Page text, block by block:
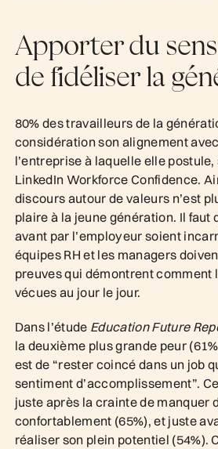
Apporter du
de fidéliser la
80% des travailleurs de la
considération son alignement
l’entreprise à laquelle elle postule,
LinkedIn Workforce Confidence.
discours autour de valeurs n’est
plaire à la jeune génération. Il faut
avant par l’employeur soient
équipes RH et les managers
preuves qui démontrent comment
vécues au jour le jour.
Dans l’étude Education Future
la deuxième plus grande peur
est de “rester coincé dans un job
sentiment d’accomplissement”.
juste après la crainte de manquer
confortablement (65%), et juste
réaliser son plein potentiel (54%).